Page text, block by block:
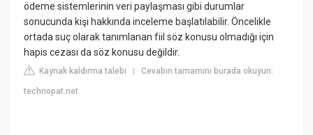
ödeme sistemlerinin veri paylaşması gibi durumlar
sonucunda kişi hakkında inceleme başlatılabilir. Öncelikle
ortada suç olarak tanımlanan fiil söz konusu olmadığı için
hapis cezası da söz konusu değildir.
Kaynak kaldırma talebi |Cevabın tamamını burada okuyun:
technopat.net